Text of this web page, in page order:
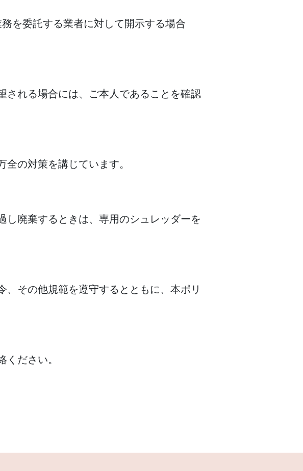
を委託する業者に対して開示する場合
れる場合には、ご本人であることを確認
の対策を講じています。
廃棄するときは、専用のシュレッダーを
その他規範を遵守するとともに、本ポリ
ださい。